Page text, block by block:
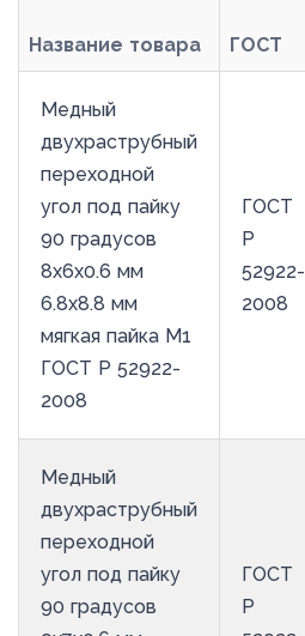
Название товара ГОСТ
Медный
двухраструбный
переходной
угол под пайку
90 градусов
8х6х0.6 мм
6.8х8.8 мм
мягкая пайка М1
ГОСТ Р 52922-
2008
ГОСТ
Р
52922-
2008
Медный
двухраструбный
переходной
угол под пайку
90 градусов
ГОСТ
Р